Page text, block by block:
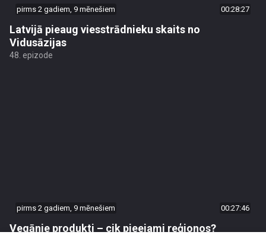
pirms 2 gadiem, 9 mēnešiem 00:28:27
Latvijā pieaug viesstrādnieku skaits no
Vidusāzijas
48. epizode
pirms 2 gadiem, 9 mēnešiem 00:27:46
Vegānie produkti – cik pieejami reģionos?